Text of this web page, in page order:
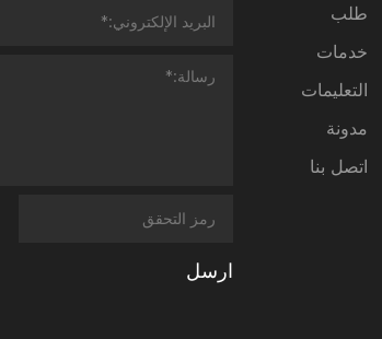
طلب
خدمات
التعليمات
مدونة
اتصل بنا
ارسل